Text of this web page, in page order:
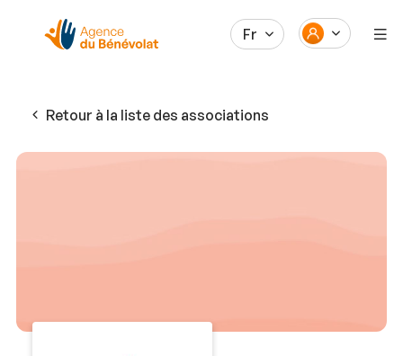
Fr
Retour à la liste des associations